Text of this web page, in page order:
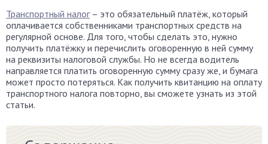
Транспортный налог– это обязательный платёж, который
оплачивается собственниками транспортных средств на
регулярной основе. Для того, чтобы сделать это, нужно
получить платёжку и перечислить оговоренную в ней сумму
на реквизиты налоговой службы. Но не всегда водитель
направляется платить оговоренную сумму сразу же, и бумага
может просто потеряться. Как получить квитанцию на оплату
транспортного налога повторно, вы сможете узнать из этой
статьи.